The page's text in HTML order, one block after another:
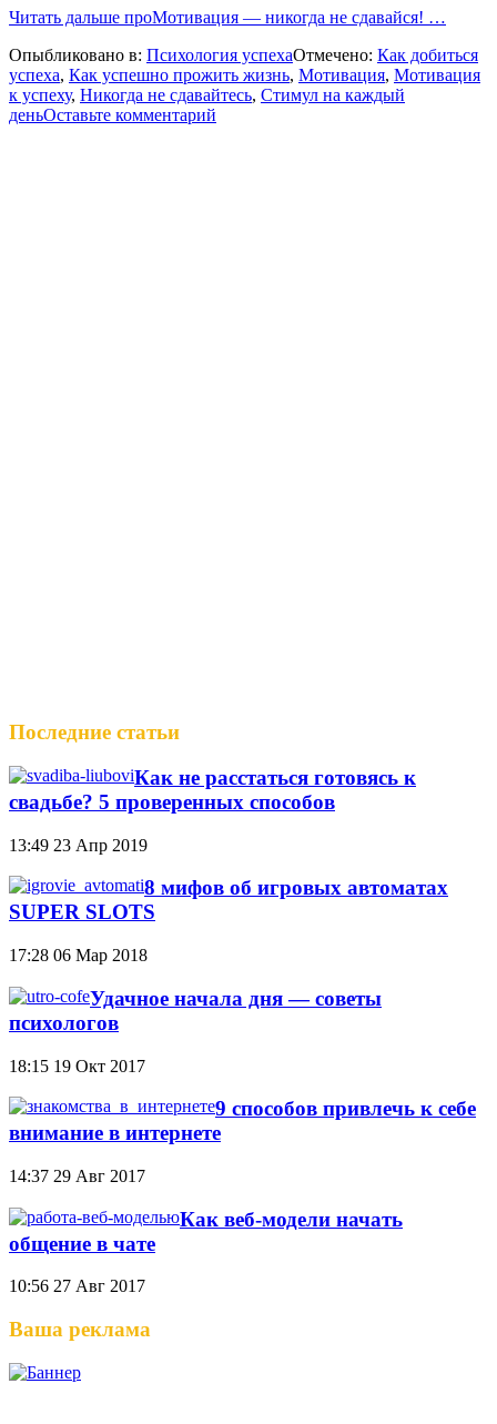
Читать дальше проМотивация — никогда не сдавайся! …
Опыбликовано в: Психология успехаОтмечено: Как добиться
успеха, Как успешно прожить жизнь, Мотивация, Мотивация
к успеху, Никогда не сдавайтесь, Стимул на каждый
деньОставьте комментарий
Последние статьи
Как не расстаться готовясь к
свадьбе? 5 проверенных способов
13:49 23 Апр 2019
8 мифов об игровых автоматах
SUPER SLOTS
17:28 06 Мар 2018
Удачное начала дня — советы
психологов
18:15 19 Окт 2017
9 способов привлечь к себе
внимание в интернете
14:37 29 Авг 2017
Как веб-модели начать
общение в чате
10:56 27 Авг 2017
Ваша реклама